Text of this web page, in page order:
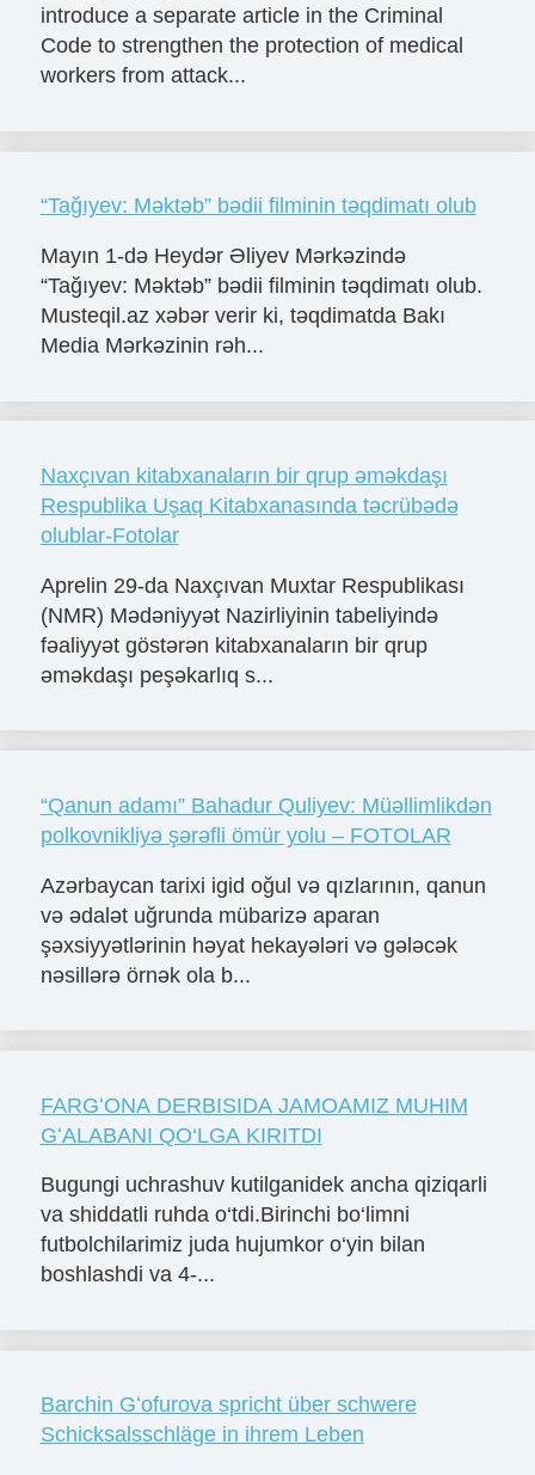
introduce a separate article in the Criminal
Code to strengthen the protection of medical
workers from attack...
“Tağıyev: Məktəb” bədii filminin təqdimatı olub
Mayın 1-də Heydər Əliyev Mərkəzində
“Tağıyev: Məktəb” bədii filminin təqdimatı olub.
Musteqil.az xəbər verir ki, təqdimatda Bakı
Media Mərkəzinin rəh...
Naxçıvan kitabxanaların bir qrup əməkdaşı
Respublika Uşaq Kitabxanasında təcrübədə
olublar-Fotolar
Aprelin 29-da Naxçıvan Muxtar Respublikası
(NMR) Mədəniyyət Nazirliyinin tabeliyində
fəaliyyət göstərən kitabxanaların bir qrup
əməkdaşı peşəkarlıq s...
“Qanun adamı” Bahadur Quliyev: Müəllimlikdən
polkovnikliyə şərəfli ömür yolu – FOTOLAR
Azərbaycan tarixi igid oğul və qızlarının, qanun
və ədalət uğrunda mübarizə aparan
şəxsiyyətlərinin həyat hekayələri və gələcək
nəsillərə örnək ola b...
FARGʻONA DERBISIDA JAMOAMIZ MUHIM
GʻALABANI QO‘LGA KIRITDI
Bugungi uchrashuv kutilganidek ancha qiziqarli
va shiddatli ruhda o‘tdi.Birinchi bo‘limni
futbolchilarimiz juda hujumkor o‘yin bilan
boshlashdi va 4-...
Barchin Gʻofurova spricht über schwere
Schicksalsschläge in ihrem Leben